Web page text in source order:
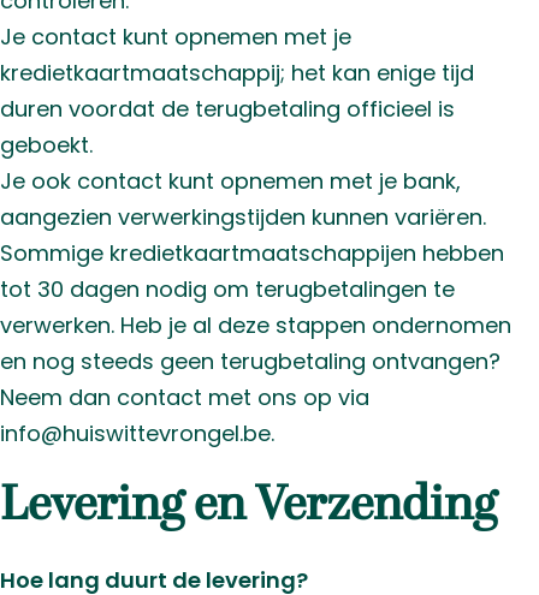
Je contact kunt opnemen met je
kredietkaartmaatschappij; het kan enige tijd
duren voordat de terugbetaling officieel is
geboekt.
Je ook contact kunt opnemen met je bank,
aangezien verwerkingstijden kunnen variëren.
Sommige kredietkaartmaatschappijen hebben
tot 30 dagen nodig om terugbetalingen te
verwerken. Heb je al deze stappen ondernomen
en nog steeds geen terugbetaling ontvangen?
Neem dan contact met ons op via
info@huiswittevrongel.be.
Levering en Verzending
Hoe lang duurt de levering?